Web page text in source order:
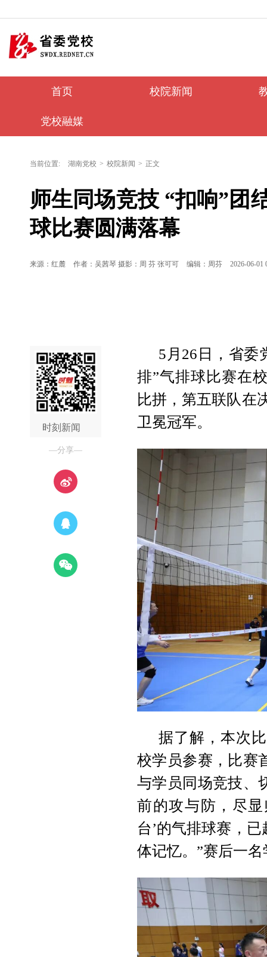
首页 校院新闻
党校融媒
当前位置: 湖南党校 > 校院新闻 > 正文
师生同场竞技 “扣响”
球比赛圆满落幕
来源：红麓 作者：吴茜琴 摄影：周 芬 张可可 编辑：周芬 2026-06-01
时刻新闻
—分享—
5月26日，省委
排”气排球比赛在
比拼，第五联队在
卫冕冠军。
据了解，本次
校学员参赛，比赛
与学员同场竞技、
前的攻与防，尽
台’的气排球赛，
体记忆。”赛后一